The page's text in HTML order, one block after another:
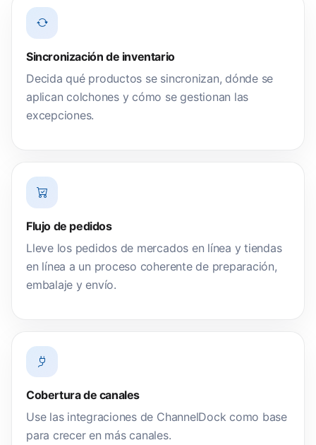
Sincronización de inventario
Decida qué productos se sincronizan, dónde se
aplican colchones y cómo se gestionan las
excepciones.
Flujo de pedidos
Lleve los pedidos de mercados en línea y tiendas
en línea a un proceso coherente de preparación,
embalaje y envío.
Cobertura de canales
Use las integraciones de ChannelDock como base
para crecer en más canales.